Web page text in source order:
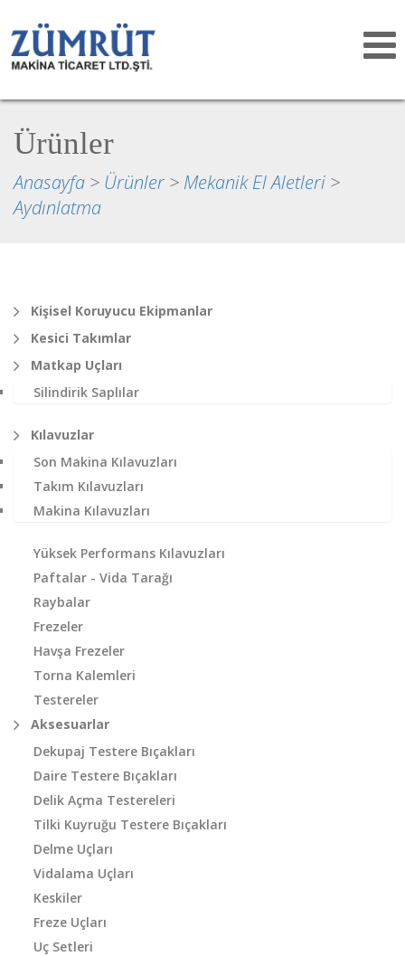
Toggle
Ürünler
Anasayfa > Ürünler > Mekanik El Aletleri >
Aydınlatma
Kişisel Koruyucu Ekipmanlar
Kesici Takımlar
Matkap Uçları
Silindirik Saplılar
Kılavuzlar
Son Makina Kılavuzları
Takım Kılavuzları
Makina Kılavuzları
Yüksek Performans Kılavuzları
Paftalar - Vida Tarağı
Raybalar
Frezeler
Havşa Frezeler
Torna Kalemleri
Testereler
Aksesuarlar
Dekupaj Testere Bıçakları
Daire Testere Bıçakları
Delik Açma Testereleri
Tilki Kuyruğu Testere Bıçakları
Delme Uçları
Vidalama Uçları
Keskiler
Freze Uçları
Uç Setleri